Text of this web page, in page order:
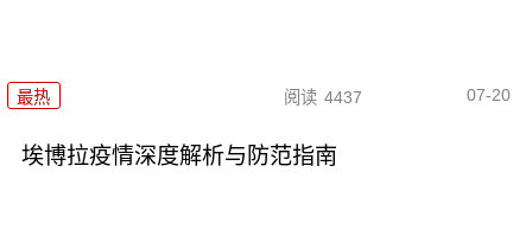
最热 阅读 4437 07-20
埃博拉疫情深度解析与防范指南